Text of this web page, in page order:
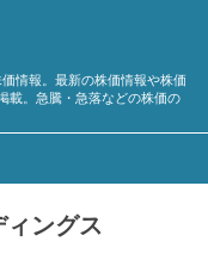
情報。最新の株価情報や株価
載。急騰・急落などの株価の
ングス